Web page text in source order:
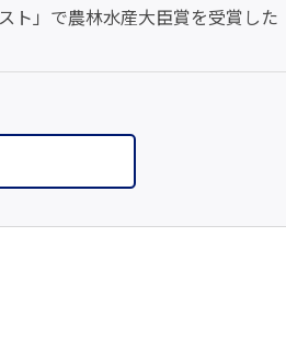
ト」で農林水産大臣賞を受賞した